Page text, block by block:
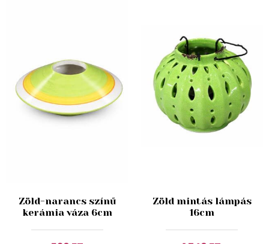
Zöld-narancs színű
kerámia váza 6cm
Zöld mintás lámpás
16cm